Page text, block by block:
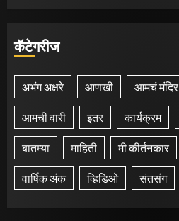
कॅटेगरीज
अभंग अक्षरे आणखी आमचं मंदिर
आमची वारी इतर कार्यक्रम
बातम्या माहिती मी कीर्तनकार
वार्षिक अंक व्हिडिओ संतसंग